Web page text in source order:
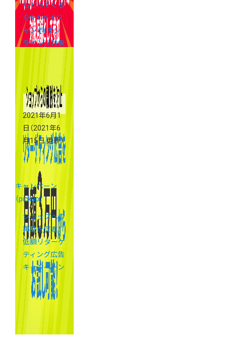
もどってくる
《ペイペイジ
ャンボ(オン
ライン)》対象
加盟店にエン
トリーしよ
う！
2021年6月1
日 （2021年6
月15日 更新）
キャンペーン
（pickup）
ショップへの
再訪を促進！
低額リターゲ
ティング広告
キャンペーン